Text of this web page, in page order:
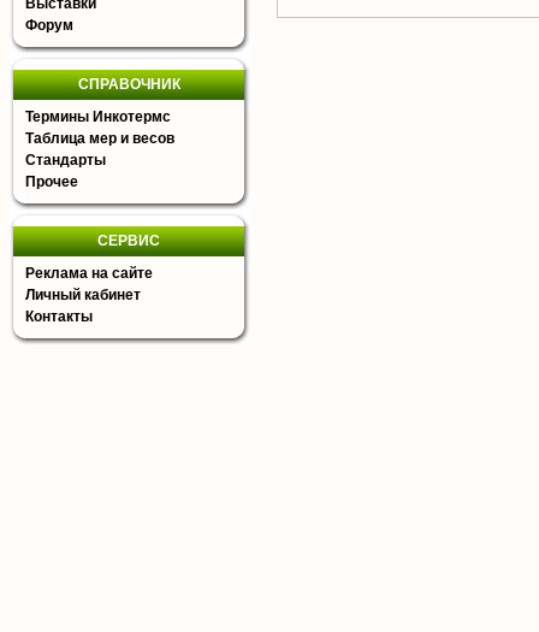
Выставки
Форум
СПРАВОЧНИК
Термины Инкотермс
Таблица мер и весов
Стандарты
Прочее
СЕРВИС
Реклама на сайте
Личный кабинет
Контакты